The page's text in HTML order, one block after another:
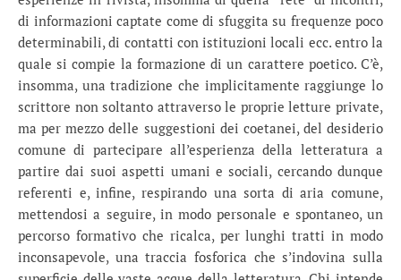
di informazioni captate come di sfuggita su frequenze poco
determinabili, di contatti con istituzioni locali ecc. entro la
quale si compie la formazione di un carattere poetico. C’è,
insomma, una tradizione che implicitamente raggiunge lo
scrittore non soltanto attraverso le proprie letture private,
ma per mezzo delle suggestioni dei coetanei, del desiderio
comune di partecipare all’esperienza della letteratura a
partire dai suoi aspetti umani e sociali, cercando dunque
referenti e, infine, respirando una sorta di aria comune,
mettendosi a seguire, in modo personale e spontaneo, un
percorso formativo che ricalca, per lunghi tratti in modo
inconsapevole, una traccia fosforica che s’indovina sulla